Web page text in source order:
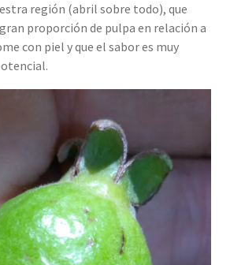
región (abril sobre todo), que
proporción de pulpa en relación a
con piel y que el sabor es muy